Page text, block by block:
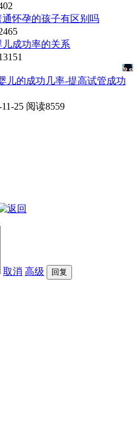
怀孕的孩子有区别吗
成功率的关系
儿的成功几率-提高试管成功
25 阅读8559
取消 高级